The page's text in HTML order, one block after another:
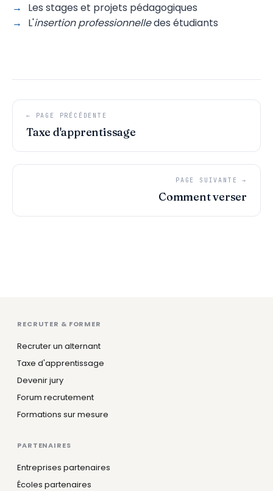
Les stages et projets pédagogiques
L'insertion professionnelledes étudiants
← PAGE PRÉCÉDENTE
Taxe d'apprentissage
PAGE SUIVANTE →
Comment verser
RECRUTER & FORMER
Recruter un alternant
Taxe d'apprentissage
Devenir jury
Forum recrutement
Formations sur mesure
PARTENAIRES
Entreprises partenaires
Écoles partenaires